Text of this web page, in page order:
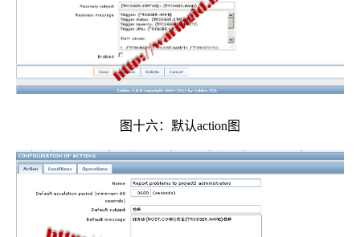
图十六：默认action图